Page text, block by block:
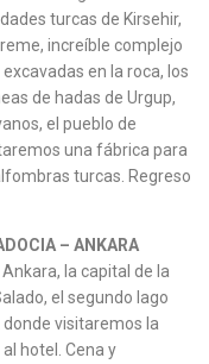
turcas de Kirsehir,
increíble complejo
en la roca, los
de hadas de Urgup,
el pueblo de
una fábrica para
turcas. Regreso
– ANKARA
la capital de la
el segundo lago
visitaremos la
hotel. Cena y